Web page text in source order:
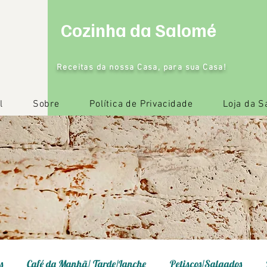
Cozinha da Salomé
Receitas da nossa Casa, para sua Casa!
Sobre Política de Privacidade Loja da
Café da Manhã/ Tarde/Lanche Petiscos/Salgados